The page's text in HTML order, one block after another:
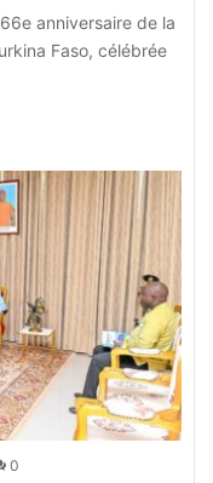
anniversaire de la
Faso, célébrée
0